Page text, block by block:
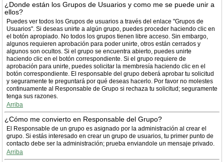
¿Donde están los Grupos de Usuarios y como me se puede unir a
ellos?
Puedes ver todos los Grupos de usuarios a través del enlace "Grupos de
Usuarios". Si deseas unirte a algún grupo, puedes proceder haciendo clic en
el botón apropiado. No todos los grupos tienen libre acceso. Sin embargo,
algunos requieren aprobación para poder unirte, otros están cerrados y
algunos son ocultos. Si el grupo se encuentra abierto, puedes unirte
haciendo clic en el botón correspondiente. Si el grupo requiere de
aprobación para unirte, puedes solicitar la membresía haciendo clic en el
botón correspondiente. El responsable del grupo deberá aprobar tu solicitud
y seguramente te preguntará por qué deseas hacerlo. Por favor no molestes
continuamente al Responsable de Grupo si rechaza tu solicitud; seguramente
tenga sus razones.
Arriba
¿Cómo me convierto en Responsable del Grupo?
El Responsable de un grupo es asignado por la administración al crear el
grupo. Si estás interesado en crear un grupo de usuarios, tu primer punto de
contacto debe ser la administración; prueba enviandole un mensaje privado.
Arriba